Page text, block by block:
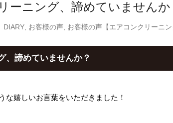
ーニング、諦めていませんか
DIARY お客様の声 お客様の声【エアコンクリーニン
、諦めていませんか？
な嬉しいお言葉をいただきました！